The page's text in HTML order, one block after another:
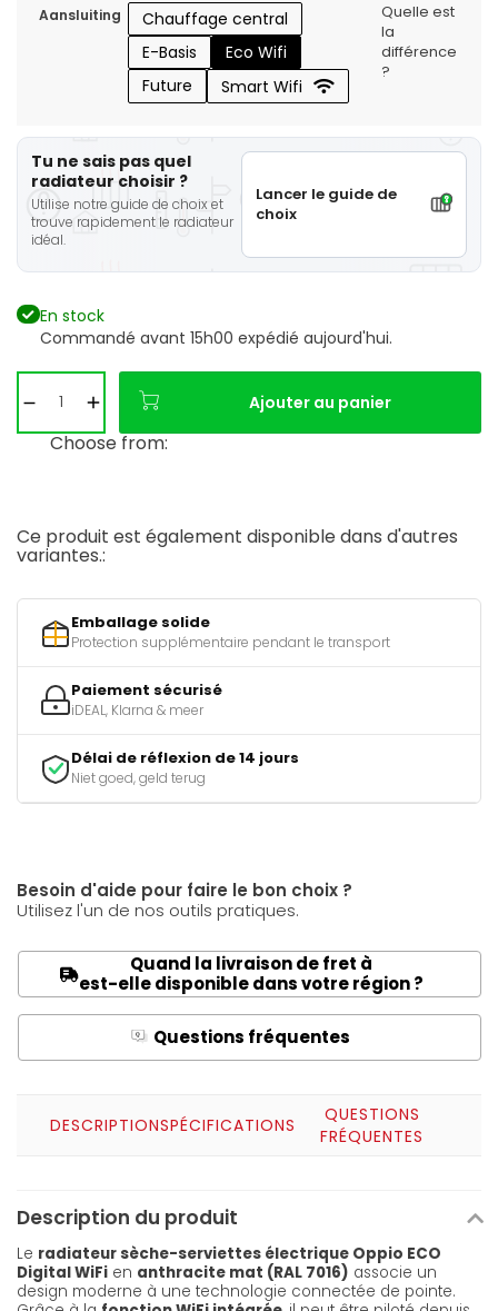
Aansluiting
Chauffage central
E-Basis
Eco Wifi
Future
Smart Wifi
Quelle est
la
différence
?
Tu ne sais pas quel
radiateur choisir ?
Utilise notre guide de choix et
trouve rapidement le radiateur
idéal.
Lancer le guide de
choix
En stock
Commandé avant 15h00 expédié aujourd'hui.
Ajouter au panier
Choose from:
Ce produit est également disponible dans d'autres
variantes.:
Emballage solide
Protection supplémentaire pendant le transport
Paiement sécurisé
iDEAL, Klarna & meer
Délai de réflexion de 14 jours
Niet goed, geld terug
Besoin d'aide pour faire le bon choix ?
Utilisez l'un de nos outils pratiques.
Quand la livraison de fret à
est-elle disponible dans votre région ?
Q Questions fréquentes
DESCRIPTIONSPÉCIFICATIONS
QUESTIONS
FRÉQUENTES
Description du produit
Le radiateur sèche-serviettes électrique Oppio ECO
Digital WiFi en anthracite mat (RAL 7016) associe un
design moderne à une technologie connectée de pointe.